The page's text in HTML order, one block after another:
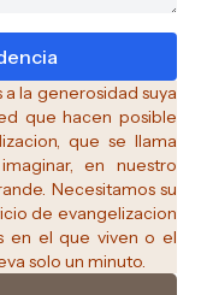
la generosidad suya
que hacen posible
que se llama
en nuestro
Necesitamos su
de evangelizacion
en el que viven o el
solo un minuto.